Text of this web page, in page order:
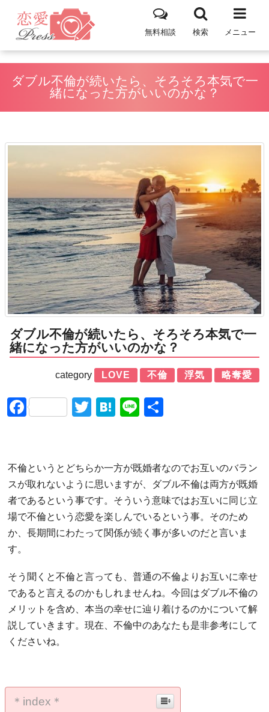
メニュー
検索
無料相談
ダブル不倫が続いたら、そろそろ本気で一
緒になった方がいいのかな？
ダブル不倫が続いたら、そろそろ本気で一
緒になった方がいいのかな？
category LOVE 不倫 浮気 略奪愛
FacebookTwitter
Hatena
Line
不倫というとどちらか一方が既婚者なのでお互いのバラン
スが取れないように思いますが、ダブル不倫は両方が既婚
者であるという事です。そういう意味ではお互いに同じ立
場で不倫という恋愛を楽しんでいるという事。そのため
か、長期間にわたって関係が続く事が多いのだと言いま
す。
そう聞くと不倫と言っても、普通の不倫よりお互いに幸せ
であると言えるのかもしれませんね。今回はダブル不倫の
メリットを含め、本当の幸せに辿り着けるのかについて解
説していきます。現在、不倫中のあなたも是非参考にして
くださいね。
＊index＊